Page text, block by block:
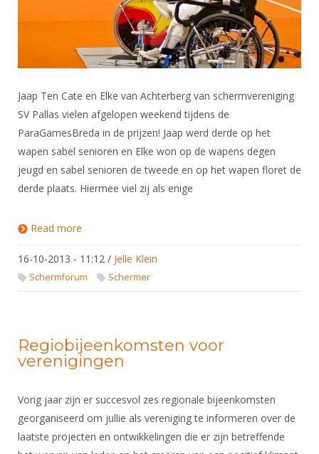
Jaap Ten Cate en Elke van Achterberg van schermvereniging
SV Pallas vielen afgelopen weekend tijdens de
ParaGamesBreda in de prijzen! Jaap werd derde op het
wapen sabel senioren en Elke won op de wapens degen
jeugd en sabel senioren de tweede en op het wapen floret de
derde plaats. Hiermee viel zij als enige
Read more
16-10-2013 - 11:12 / Jelle Klein
Schermforum Schermer
Regiobijeenkomsten voor
verenigingen
Vorig jaar zijn er succesvol zes regionale bijeenkomsten
georganiseerd om jullie als vereniging te informeren over de
laatste projecten en ontwikkelingen die er zijn betreffende